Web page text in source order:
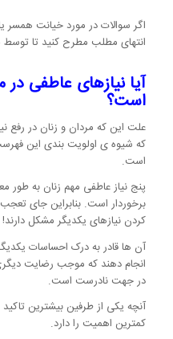
اگر سوالات در مورد خیانت همسر
انتهای مطلب مطرح کنید تا
آیا نیازهای عاطفی در
است؟
علت این که مردان و زنان در رفع
که شیوه ی اولویت بندی این
است.
پنج نیاز عاطفی مهم زنان به طور
برخوردار است. بنابراین جای
کردن نیازهای یکدیگر مشکل دارند!
آن ها قادر به درک احساسات
انجام دهند که موجب رضایت
در جهت نادرست است.
آنچه یکی از طرفین بیشترین تاکید
کمترین اهمیت را دارد.